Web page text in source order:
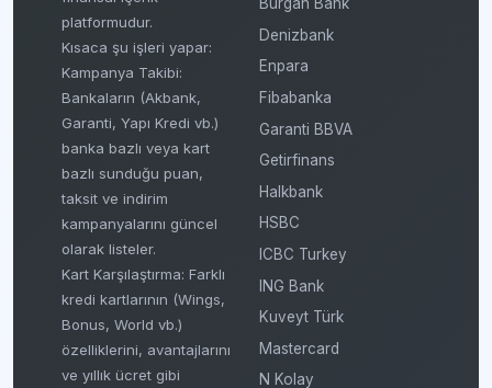
platformudur.
Kısaca şu işleri yapar:
Kampanya Takibi:
Bankaların (Akbank,
Garanti, Yapı Kredi vb.)
banka bazlı veya kart
bazlı sunduğu puan,
taksit ve indirim
kampanyalarını güncel
olarak listeler.
Kart Karşılaştırma: Farklı
kredi kartlarının (Wings,
Bonus, World vb.)
özelliklerini, avantajlarını
ve yıllık ücret gibi
Denizbank
Enpara
Fibabanka
Garanti BBVA
Getirfinans
Halkbank
HSBC
ICBC Turkey
ING Bank
Kuveyt Türk
Mastercard
N Kolay